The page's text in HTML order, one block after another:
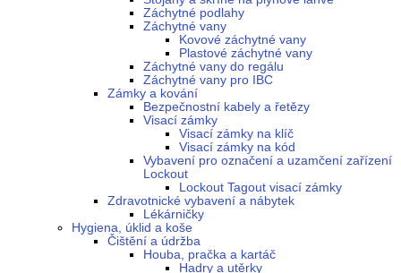
Záchytné podlahy
Záchytné vany
Kovové záchytné vany
Plastové záchytné vany
Záchytné vany do regálu
Záchytné vany pro IBC
Zámky a kování
Bezpečnostní kabely a řetězy
Visací zámky
Visací zámky na klíč
Visací zámky na kód
Vybavení pro označení a uzamčení zařízení
Lockout
Lockout Tagout visací zámky
Zdravotnické vybavení a nábytek
Lékárničky
Hygiena, úklid a koše
Čištění a údržba
Houba, pračka a kartáč
Hadry a utěrky